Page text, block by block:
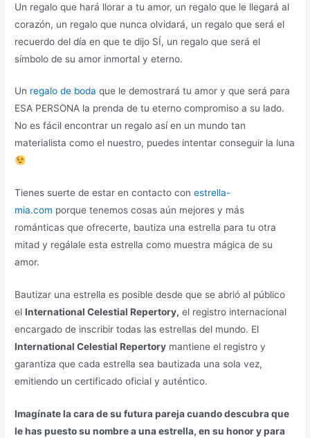
Un regalo que hará llorar a tu amor, un regalo que le llegará al
corazón, un regalo que nunca olvidará, un regalo que será el
recuerdo del día en que te dijo SÍ, un regalo que será el
símbolo de su amor inmortal y eterno.
Un regalo de boda que le demostrará tu amor y que será para
ESA PERSONA la prenda de tu eterno compromiso a su lado.
No es fácil encontrar un regalo así en un mundo tan
materialista como el nuestro, puedes intentar conseguir la luna
Tienes suerte de estar en contacto conestrella-
mia.com porque tenemos cosas aún mejores y más
románticas que ofrecerte, bautiza una estrella para tu otra
mitad y regálale esta estrella como muestra mágica de su
amor.
Bautizar una estrella es posible desde que se abrió al público
elInternational Celestial Repertory, el registro internacional
encargado de inscribir todas las estrellas del mundo. El
International Celestial Repertory mantiene el registro y
garantiza que cada estrella sea bautizada una sola vez,
emitiendo un certificado oficial y auténtico.
Imagínate la cara de su futura pareja cuando descubra que
le has puesto su nombre a una estrella, en su honor y para